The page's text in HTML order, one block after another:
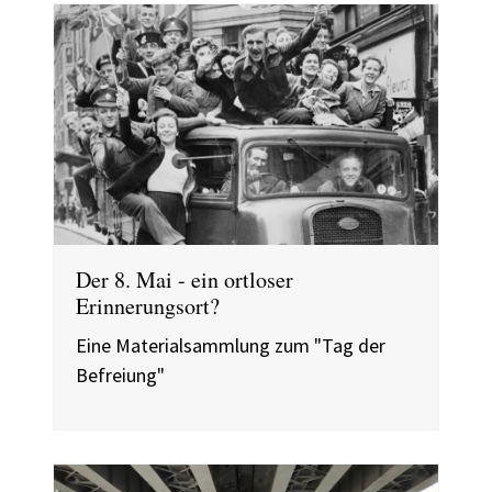
Der 8. Mai - ein ortloser
Erinnerungsort?
Eine Materialsammlung zum "Tag der
Befreiung"